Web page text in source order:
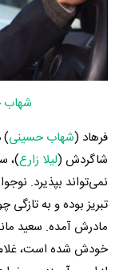
شهاب
فرهاد (شهاب حسینی)
شاگردش (لیلا زارع)،
نمی‌تواند بپذیرد.
تبریز بوده و به
مادرش آمده. سعید
خودش شده است، غلام.